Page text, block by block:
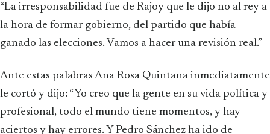
“La irresponsabilidad fue de Rajoy que le dijo no al rey a
la hora de formar gobierno, del partido que había
ganado las elecciones. Vamos a hacer una revisión real.”
Ante estas palabras Ana Rosa Quintana inmediatamente
le cortó y dijo: “Yo creo que la gente en su vida política y
profesional, todo el mundo tiene momentos, y hay
aciertos y hay errores. Y Pedro Sánchez ha ido de